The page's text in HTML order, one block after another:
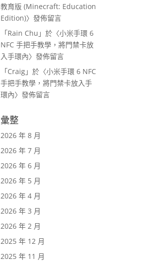
教育版 (Minecraft: Education
Edition)〉發佈留言
「Rain Chu 」於〈小米手環 6
NFC 手把手教學，將門禁卡放
入手環內〉發佈留言
「Craig 」於〈小米手環 6 NFC
手把手教學，將門禁卡放入手
環內〉發佈留言
彙整
2026 年 8 月
2026 年 7 月
2026 年 6 月
2026 年 5 月
2026 年 4 月
2026 年 3 月
2026 年 2 月
2025 年 12 月
2025 年 11 月